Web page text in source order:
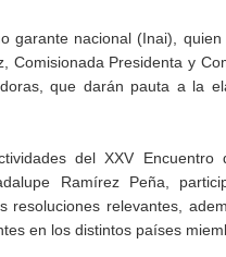
garante nacional (Inai),
Comisionada Presidenta y
que darán pauta a la
del XXV
Ramírez Peña,
resoluciones relevantes,
en los distintos países